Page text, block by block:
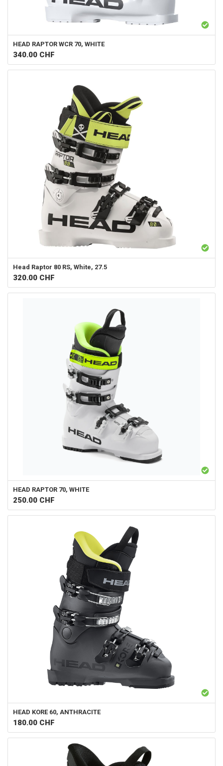
HEAD RAPTOR WCR 70, WHITE
340.00 CHF
Head Raptor 80 RS, White, 27.5
320.00 CHF
HEAD RAPTOR 70, WHITE
250.00 CHF
HEAD KORE 60, ANTHRACITE
180.00 CHF